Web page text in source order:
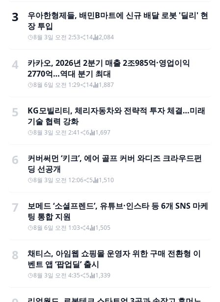
3
우아한형제들, 배민B마트에 신규 배달 로봇 '딜리' 현
장 투입
8월 3일 오전 2:53 14 2,084
4
카카오, 2026년 2분기 매출 2조985억·영업이익
2770억…역대 분기 최대
8월 6일 오전 1:29 14 1,887
5
KG모빌리티, 체리자동차와 전략적 투자 체결…미래
기술 협력 강화
8월 3일 오전 2:41 6 1,697
6
커버써먼 ‘키크’, 에어 골프 커버 와디즈 크라우드펀
딩 선공개
8월 3일 오전 12:06 5 1,510
7
보메드 ‘소셜프렌드’, 유튜브·인스타 등 6개 SNS 마케
팅 통합 지원
8월 6일 오전 1:03 4 1,505
8
채티스, 아임웹 쇼핑몰 운영자 위한 구매 전환형 이
벤트 앱 ‘팝업딜’ 출시
8월 3일 오전 4:35 5 1,339